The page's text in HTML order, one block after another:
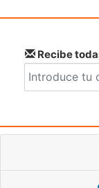
Recibe